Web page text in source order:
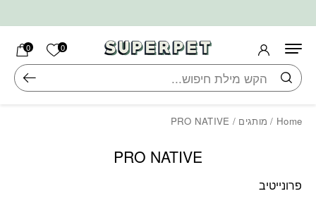
0 הרשימה
0
חיפוש
Home
/ מותגים / PRO NATIVE
PRO NATIVE
פרונייטיב